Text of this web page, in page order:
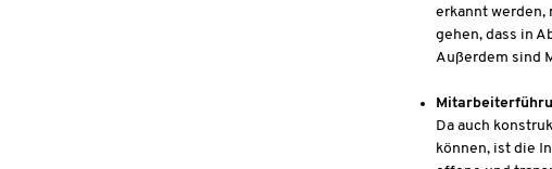
erkannt werden,
gehen, dass in
Außerdem sind
Da auch
können, ist die